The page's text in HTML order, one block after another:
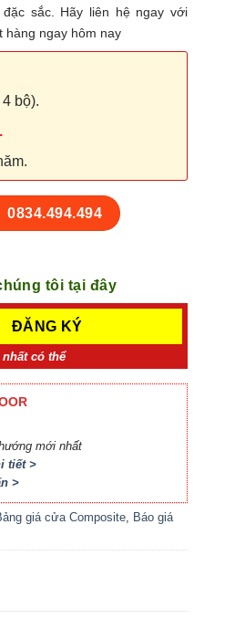
sắc. Hãy liên hệ ngay với
hàng ngay hôm nay
bộ).
0834.494.494
tôi tại đây
có thể
mới nhất
tiết >
>
giá cửa Composite
Báo giá
giá bao nhiêu,Cửa nhựa